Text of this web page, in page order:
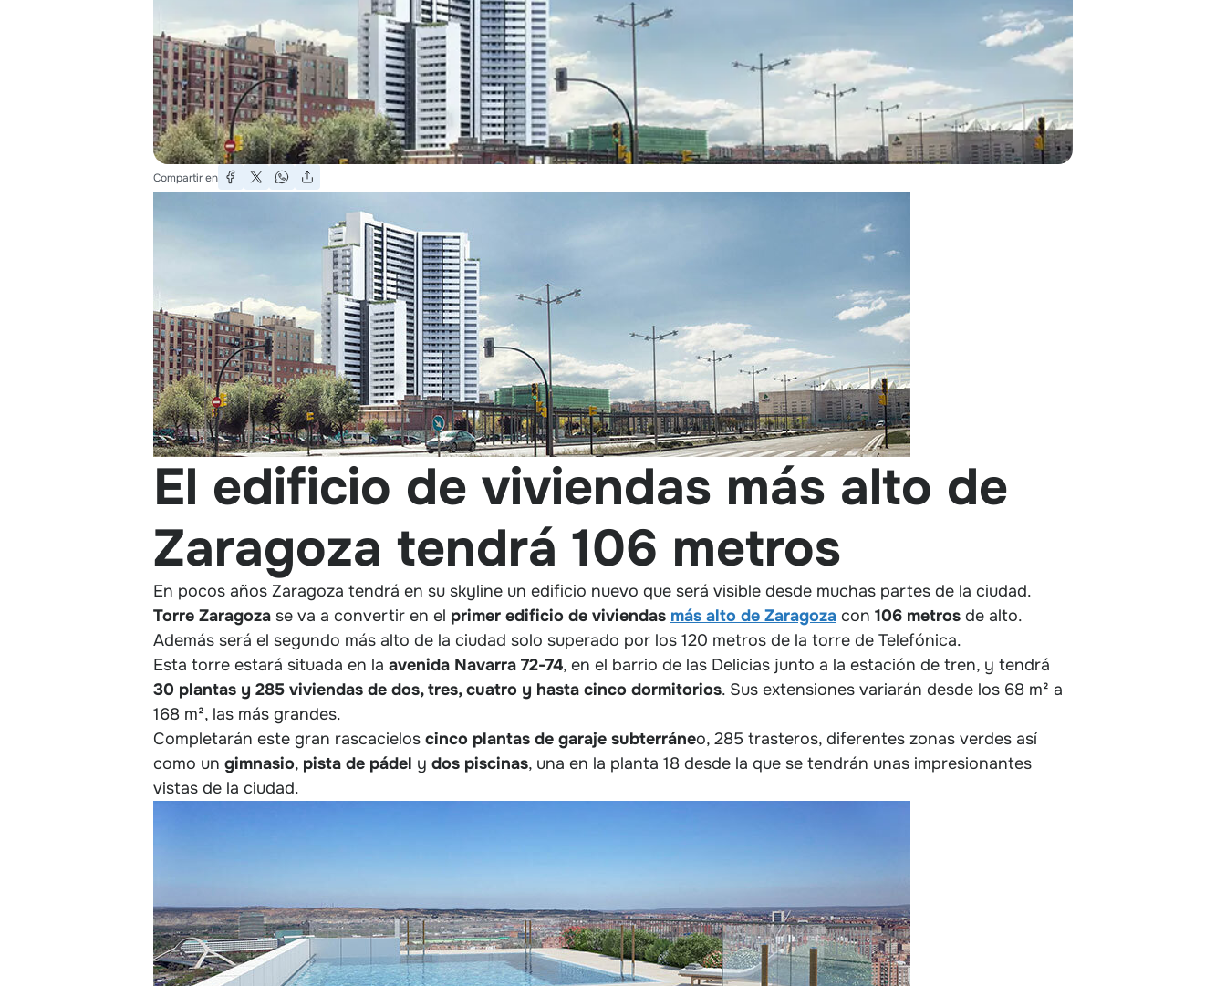
Compartir en
El edificio de viviendas más alto de
Zaragoza tendrá 106 metros
En pocos años Zaragoza tendrá en su skyline un edificio nuevo que será visible desde muchas partes de la ciudad.
Torre Zaragoza se va a convertir en el primer edificio de viviendas más alto de Zaragoza con 106 metros de alto.
Además será el segundo más alto de la ciudad solo superado por los 120 metros de la torre de Telefónica.
Esta torre estará situada en la avenida Navarra 72-74, en el barrio de las Delicias junto a la estación de tren, y tendrá
30 plantas y 285 viviendas de dos, tres, cuatro y hasta cinco dormitorios. Sus extensiones variarán desde los 68 m² a
168 m², las más grandes.
Completarán este gran rascacielos cinco plantas de garaje subterráneo, 285 trasteros, diferentes zonas verdes así
como un gimnasio, pista de pádel y dos piscinas, una en la planta 18 desde la que se tendrán unas impresionantes
vistas de la ciudad.